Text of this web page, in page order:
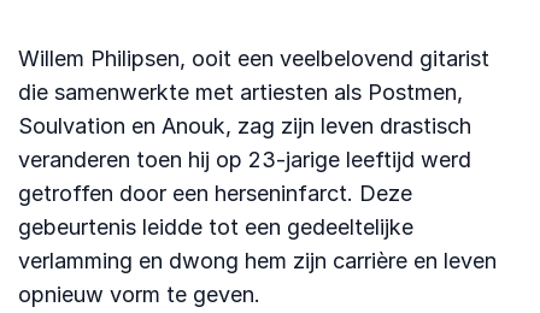
Willem Philipsen, ooit een veelbelovend gitarist
die samenwerkte met artiesten als Postmen,
Soulvation en Anouk, zag zijn leven drastisch
veranderen toen hij op 23-jarige leeftijd werd
getroffen door een herseninfarct. Deze
gebeurtenis leidde tot een gedeeltelijke
verlamming en dwong hem zijn carrière en leven
opnieuw vorm te geven.